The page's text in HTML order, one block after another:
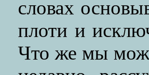
словах
плоти и
Что же мы